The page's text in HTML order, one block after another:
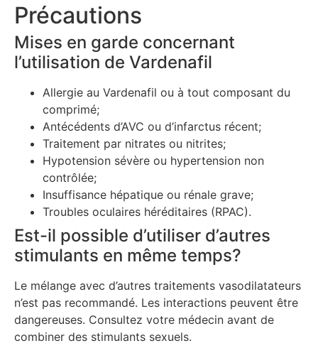
Précautions
Mises en garde concernant
l’utilisation de Vardenafil
Allergie au Vardenafil ou à tout composant du
comprimé;
Antécédents d’AVC ou d’infarctus récent;
Traitement par nitrates ou nitrites;
Hypotension sévère ou hypertension non
contrôlée;
Insuffisance hépatique ou rénale grave;
Troubles oculaires héréditaires (RPAC).
Est-il possible d’utiliser d’autres
stimulants en même temps?
Le mélange avec d’autres traitements vasodilatateurs
n’est pas recommandé. Les interactions peuvent être
dangereuses. Consultez votre médecin avant de
combiner des stimulants sexuels.